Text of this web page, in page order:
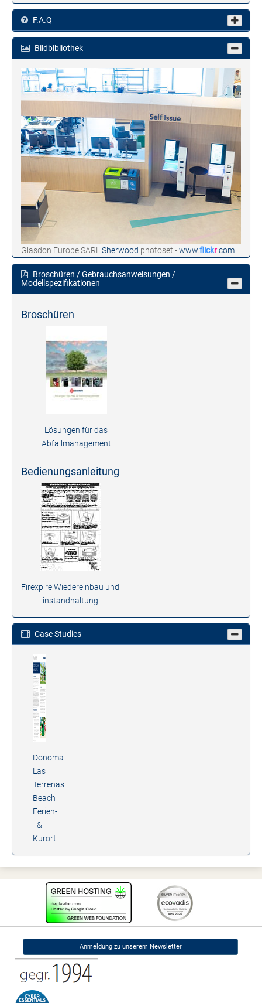
F.A.Q
Bildbibliothek
Glasdon Europe SARLSherwood photoset -www.flickr.com
Broschüren / Gebrauchsanweisungen /
Modellspezifikationen
Broschüren
Lösungen für das
Abfallmanagement
Bedienungsanleitung
Firexpire Wiedereinbau und
instandhaltung
Case Studies
Donoma
Las
Terrenas
Beach
Ferien-
&
Kurort
Anmeldung zu unserem Newsletter